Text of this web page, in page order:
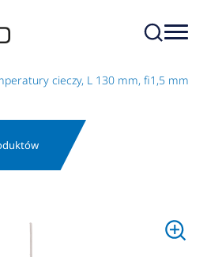
cieczy, L 130 mm, fi1,5 mm